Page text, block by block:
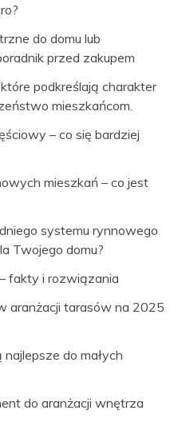
do domu lub
przed zakupem
podkreślają charakter
mieszkańcom.
– co się bardziej
mieszkań – co jest
systemu rynnowego
Twojego domu?
fakty i rozwiązania
aranżacji tarasów na 2025
najlepsze do małych
do aranżacji wnętrza